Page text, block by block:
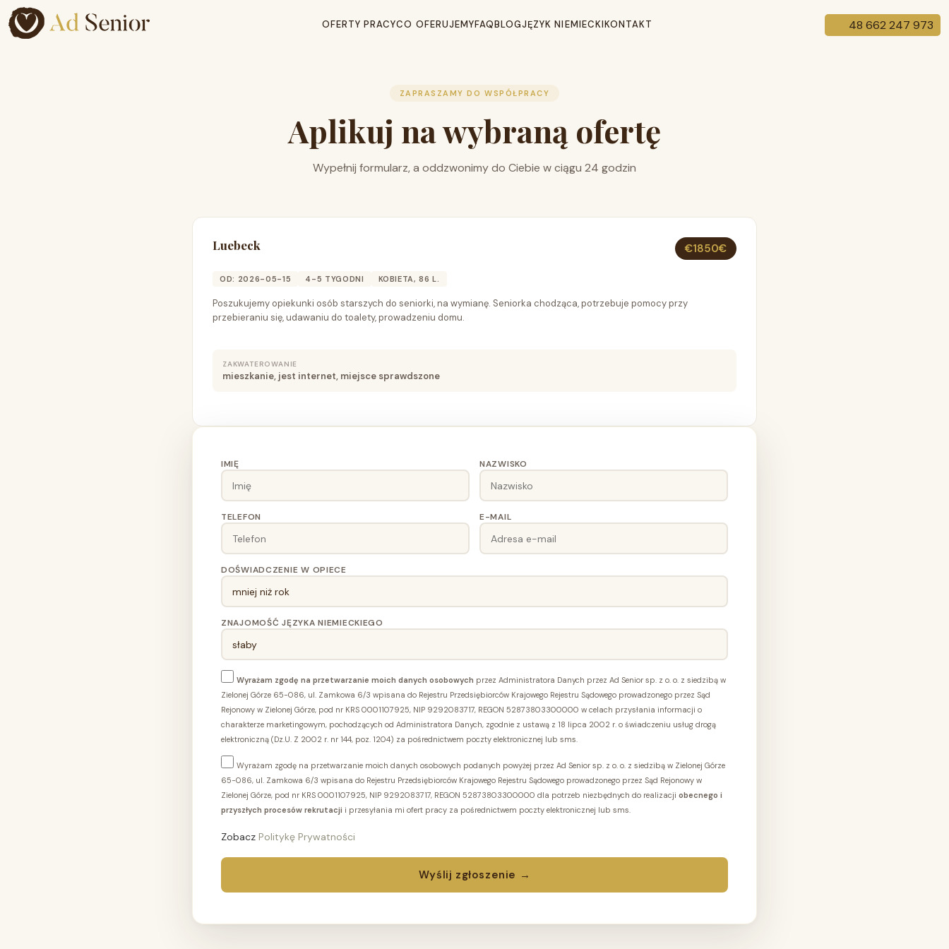
OFERTY PRACYCO OFERUJEMYFAQBLOGJĘZYK NIEMIECKIKONTAKT 48 662 247 973
ZAPRASZAMY DO WSPÓŁPRACY
Aplikuj na wybraną ofertę
Wypełnij formularz, a oddzwonimy do Ciebie w ciągu 24 godzin
Luebeck €1850€
OD: 2026-05-15 4-5 TYGODNI KOBIETA, 86 L.
Poszukujemy opiekunki osób starszych do seniorki, na wymianę. Seniorka chodząca, potrzebuje pomocy przy
przebieraniu się, udawaniu do toalety, prowadzeniu domu.
ZAKWATEROWANIE
mieszkanie, jest internet, miejsce sprawdszone
IMIĘ NAZWISKO
TELEFON E-MAIL
DOŚWIADCZENIE W OPIECE
ZNAJOMOŚĆ JĘZYKA NIEMIECKIEGO
Wyrażam zgodę na przetwarzanie moich danych osobowych przez Administratora Danych przez Ad Senior sp. z o. o. z siedzibą w
Zielonej Górze 65-086, ul. Zamkowa 6/3 wpisana do Rejestru Przedsiębiorców Krajowego Rejestru Sądowego prowadzonego przez Sąd
Rejonowy w Zielonej Górze, pod nr KRS 0001107925, NIP 9292083717, REGON 52873803300000 w celach przysłania informacji o
charakterze marketingowym, pochodzących od Administratora Danych, zgodnie z ustawą z 18 lipca 2002 r. o świadczeniu usług drogą
elektroniczną (Dz.U. Z 2002 r. nr 144, poz. 1204) za pośrednictwem poczty elektronicznej lub sms.
Wyrażam zgodę na przetwarzanie moich danych osobowych podanych powyżej przez Ad Senior sp. z o. o. z siedzibą w Zielonej Górze
65-086, ul. Zamkowa 6/3 wpisana do Rejestru Przedsiębiorców Krajowego Rejestru Sądowego prowadzonego przez Sąd Rejonowy w
Zielonej Górze, pod nr KRS 0001107925, NIP 9292083717, REGON 52873803300000 dla potrzeb niezbędnych do realizacji obecnego i
przyszłych procesów rekrutacji i przesyłania mi ofert pracy za pośrednictwem poczty elektronicznej lub sms.
Zobacz Politykę Prywatności
Wyślij zgłoszenie →